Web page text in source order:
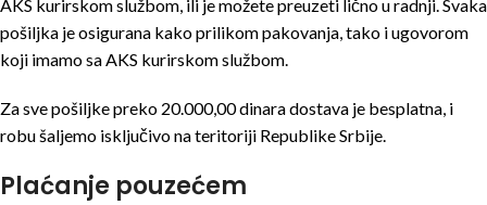
AKS kurirskom službom, ili je možete preuzeti lično u radnji. Svaka
pošiljka je osigurana kako prilikom pakovanja, tako i ugovorom
koji imamo sa AKS kurirskom službom.
Za sve pošiljke preko 20.000,00 dinara dostava je besplatna, i
robu šaljemo isključivo na teritoriji Republike Srbije.
Plaćanje pouzećem